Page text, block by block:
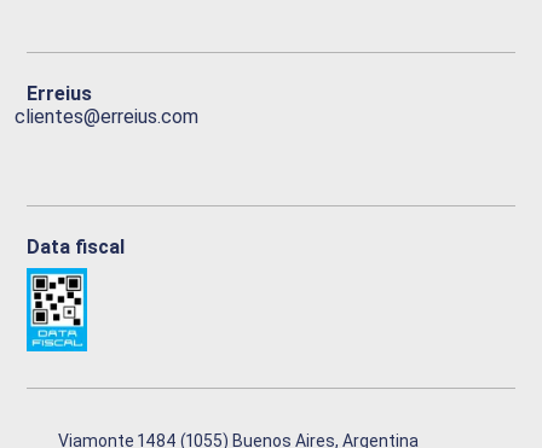
Erreius
clientes@erreius.com
Data fiscal
Viamonte 1484 (1055) Buenos Aires, Argentina